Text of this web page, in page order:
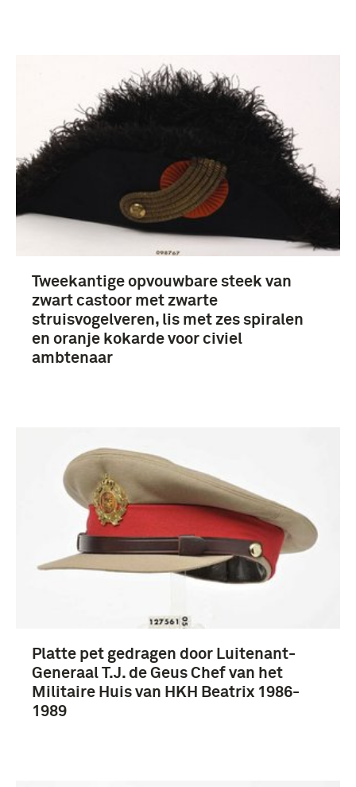
Nederland (4)
Tweekantige opvouwbare steek van
zwart castoor met zwarte
struisvogelveren, lis met zes spiralen
en oranje kokarde voor civiel
ambtenaar
Platte pet gedragen door Luitenant-
Generaal T.J. de Geus Chef van het
Militaire Huis van HKH Beatrix 1986-
1989